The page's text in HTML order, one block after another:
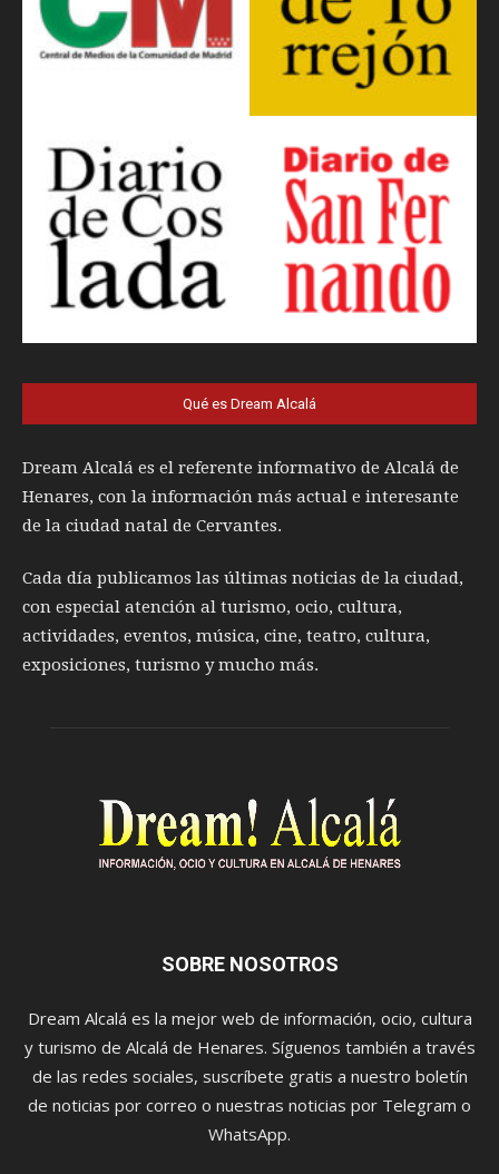
Qué es Dream Alcalá
Dream Alcalá es el referente informativo de Alcalá de
Henares, con la información más actual e interesante
de la ciudad natal de Cervantes.
Cada día publicamos las últimas noticias de la ciudad,
con especial atención al turismo, ocio, cultura,
actividades, eventos, música, cine, teatro, cultura,
exposiciones, turismo y mucho más.
SOBRE NOSOTROS
Dream Alcalá es la mejor web de información, ocio, cultura
y turismo de Alcalá de Henares. Síguenos también a través
de las redes sociales, suscríbete gratis a nuestro boletín
de noticias por correo o nuestras noticias por Telegram o
WhatsApp.